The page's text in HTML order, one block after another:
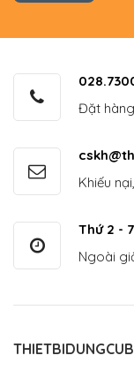
Đặt
Khiếu
Thứ 2 -
Ngoài